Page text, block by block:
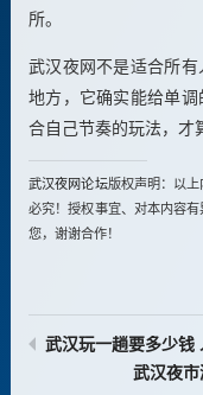
所。
武汉夜网不是适合所
地方，它确实能给单
合自己节奏的玩法，才
武汉夜网论坛版权声明：以
必究！授权事宜、对本内容
您，谢谢合作！
武汉玩一趟要多少钱
武汉夜